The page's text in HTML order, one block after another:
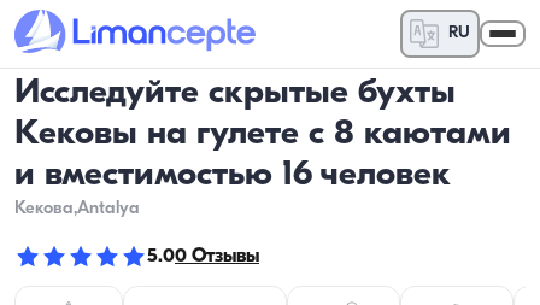
RU
Исследуйте скрытые бухты
Кековы на гулете с 8 каютами
и вместимостью 16 человек
Кекова,Antalya
5.00 Отзывы